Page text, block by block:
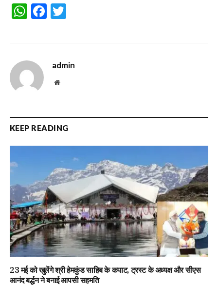
WhatsApp
Facebook
admin
Website
KEEP READING
23 मई को खुलेंगे श्री हेमकुंड साहिब के कपाट, ट्रस्ट के अध्यक्ष और सीएस
आनंद बर्द्धन ने बनाई आपसी सहमति